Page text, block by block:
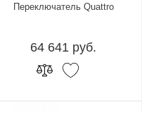
Переключатель Quattro
64 641 руб.